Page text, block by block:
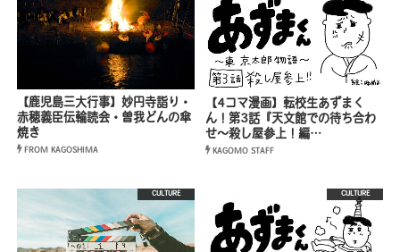
【鹿児島三大行事】妙円寺詣り・
赤穂義臣伝輪読会・曽我どんの傘
焼き
FROM KAGOSHIMA
【4コマ漫画】転校生あずまく
ん！第3話『天文館での待ち合わ
せ〜殺し屋参上！編…
KAGOMO STAFF
CULTURE CULTURE